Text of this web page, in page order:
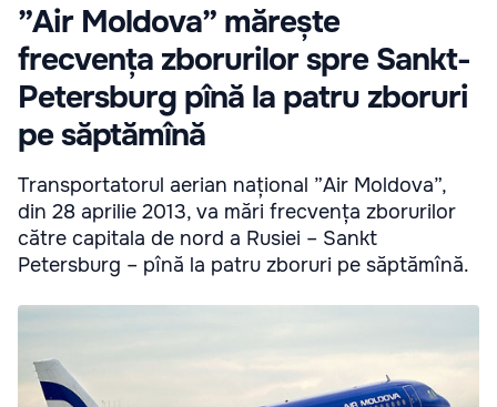
”Air Moldova” mărește
frecvența zborurilor spre Sankt-
Petersburg pînă la patru zboruri
pe săptămînă
Transportatorul aerian național ”Air Moldova”,
din 28 aprilie 2013, va mări frecvența zborurilor
către capitala de nord a Rusiei – Sankt
Petersburg – pînă la patru zboruri pe săptămînă.